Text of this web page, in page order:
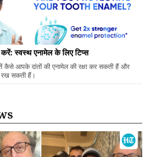
करें: स्वस्थ एनामेल के लिए टिप्स
आपके दांतों की एनामेल की रक्षा कर सकती हैं और
सकती हैं।